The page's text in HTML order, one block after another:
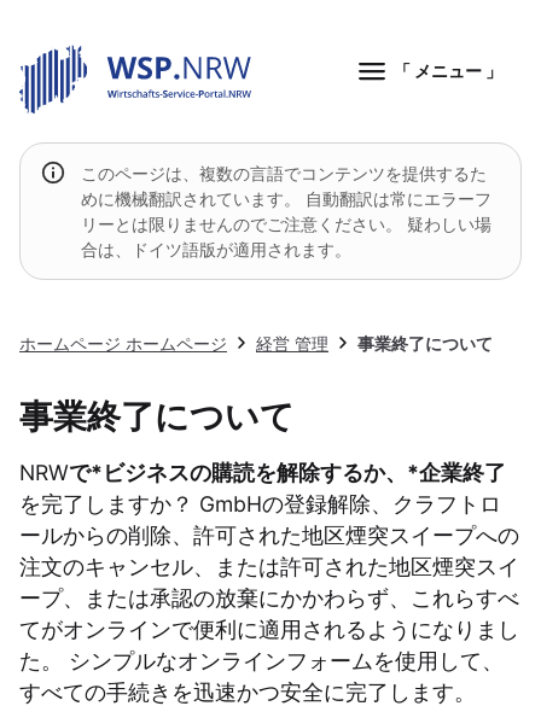
「 メニュー 」
このページは、複数の言語でコンテンツを提供するた
めに機械翻訳されています。 自動翻訳は常にエラーフ
リーとは限りませんのでご注意ください。 疑わしい場
合は、ドイツ語版が適用されます。
ホームページ ホームページ 経営 管理 事業終了について
事業終了について
NRWで*ビジネスの購読を解除するか、*企業終了
を完了しますか？ GmbHの登録解除、クラフトロ
ールからの削除、許可された地区煙突スイープへの
注文のキャンセル、または許可された地区煙突スイ
ープ、または承認の放棄にかかわらず、これらすべ
てがオンラインで便利に適用されるようになりまし
た。 シンプルなオンラインフォームを使用して、
すべての手続きを迅速かつ安全に完了します。